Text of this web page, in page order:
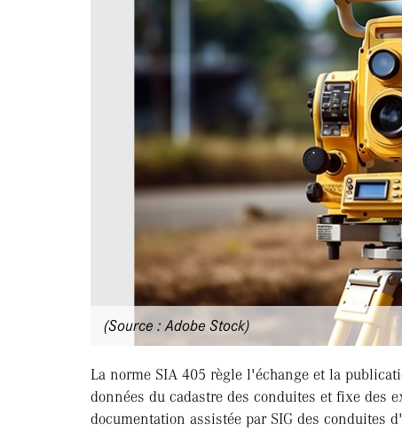
(Source : Adobe Stock)
La norme SIA 405 règle l'échange et la
données du cadastre des conduites et fixe des
documentation assistée par SIG des